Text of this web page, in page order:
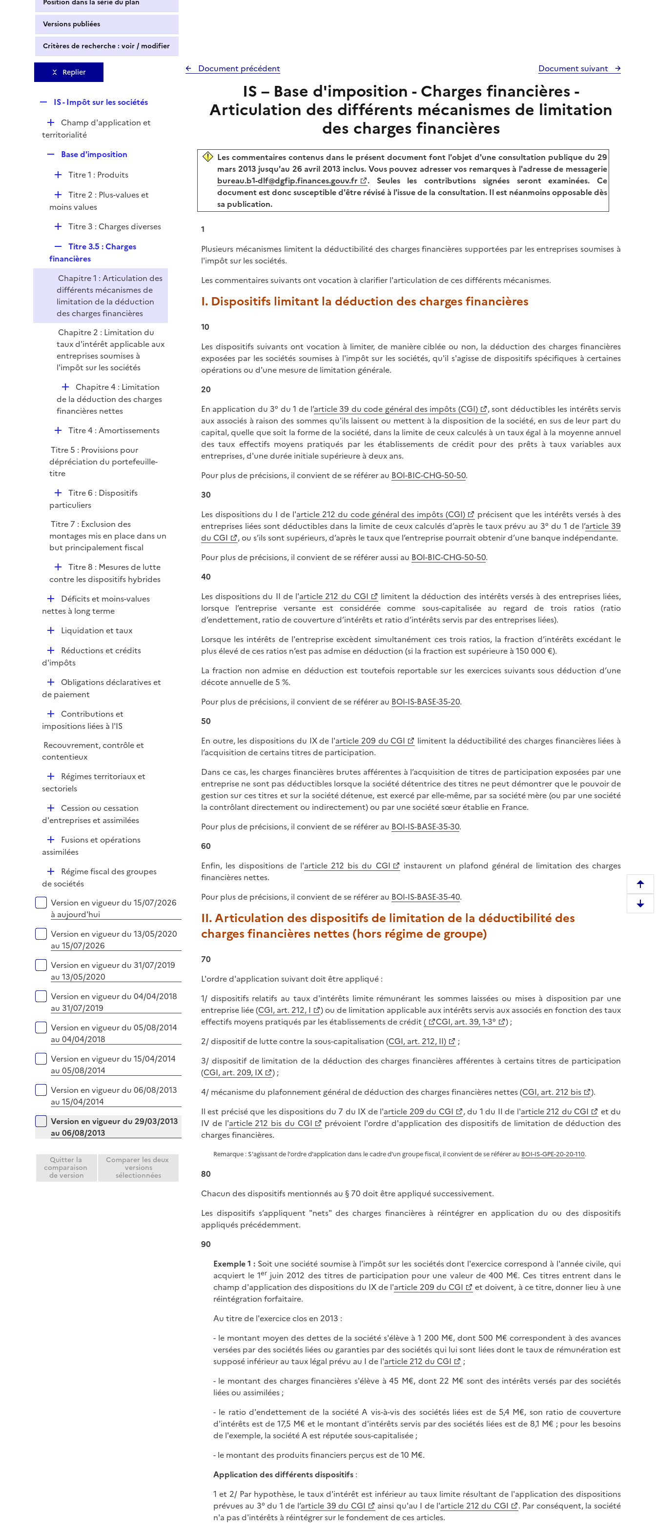
Position dans la série du plan
Versions publiées
Critères de recherche : voir / modifier
Replier
p
l
IS - Impôt sur les sociétés
D
é
i
e
r
Champ d'application et
territorialité
p
l
i
e
r
Base d'imposition
D
l
Titre 1 : Produits
D
é
r
Titre 2 : Plus-values et
moins values
D
l
i
e
r
Titre 3 : Charges diverses
e
p
l
i
e
r
Titre 3.5 : Charges
financières
Chapitre 1 : Articulation des
différents mécanismes de
limitation de la déduction
des charges financières
Chapitre 2 : Limitation du
taux d'intérêt applicable aux
entreprises soumises à
l'impôt sur les sociétés
D
é
p
i
e
r
Chapitre 4 : Limitation
de la déduction des charges
financières nettes
D
p
l
i
r
Titre 4 : Amortissements
Titre 5 : Provisions pour
dépréciation du portefeuille-
titre
D
é
l
i
e
Titre 6 : Dispositifs
particuliers
Titre 7 : Exclusion des
montages mis en place dans un
but principalement fiscal
D
é
l
i
e
r
Titre 8 : Mesures de lutte
contre les dispositifs hybrides
D
é
r
Déficits et moins-values
nettes à long terme
D
l
r
Liquidation et taux
D
é
i
Réductions et crédits
d'impôts
D
é
i
r
Obligations déclaratives et
de paiement
D
é
l
i
Contributions et
impositions liées à l'IS
Recouvrement, contrôle et
contentieux
D
é
i
Régimes territoriaux et
sectoriels
D
é
i
Cession ou cessation
d'entreprises et assimilées
D
é
i
e
r
Fusions et opérations
assimilées
D
é
l
i
e
Régime fiscal des groupes
de sociétés
Versions sur la période
Version en vigueur du 15/07/2026
à aujourd'hui
Version en vigueur du 13/05/2020
au 15/07/2026
Version en vigueur du 31/07/2019
au 13/05/2020
Version en vigueur du 04/04/2018
au 31/07/2019
Version en vigueur du 05/08/2014
au 04/04/2018
Version en vigueur du 15/04/2014
au 05/08/2014
Version en vigueur du 06/08/2013
au 15/04/2014
Version en vigueur du 29/03/2013
au 06/08/2013
Quitter la
comparaison
de version
Comparer les deux
versions
sélectionnées
Document précédent Document suivant
IS – Base d'imposition - Charges financières -
Articulation des différents mécanismes de limitation
des charges financières
Les commentaires contenus dans le présent document font l'objet d'une consultation publique du 29
mars 2013 jusqu'au 26 avril 2013 inclus. Vous pouvez adresser vos remarques à l'adresse de messagerie
bureau.b1-dlf@dgfip.finances.gouv.fr
. Seules les contributions signées seront examinées. Ce
document est donc susceptible d'être révisé à l'issue de la consultation. Il est néanmoins opposable dès
sa publication.
1
Plusieurs mécanismes limitent la déductibilité des charges financières supportées par les entreprises soumises à
l'impôt sur les sociétés.
Les commentaires suivants ont vocation à clarifier l'articulation de ces différents mécanismes.
I. Dispositifs limitant la déduction des charges financières
10
Les dispositifs suivants ont vocation à limiter, de manière ciblée ou non, la déduction des charges financières
exposées par les sociétés soumises à l'impôt sur les sociétés, qu'il s'agisse de dispositifs spécifiques à certaines
opérations ou d'une mesure de limitation générale.
20
En application du 3° du 1 de l’article 39 du code général des impôts (CGI)
, sont déductibles les intérêts servis
aux associés à raison des sommes qu'ils laissent ou mettent à la disposition de la société, en sus de leur part du
capital, quelle que soit la forme de la société, dans la limite de ceux calculés à un taux égal à la moyenne annuel
des taux effectifs moyens pratiqués par les établissements de crédit pour des prêts à taux variables aux
entreprises, d'une durée initiale supérieure à deux ans.
Pour plus de précisions, il convient de se référer au BOI-BIC-CHG-50-50.
30
Les dispositions du I de l'article 212 du code général des impôts (CGI)
précisent que les intérêts versés à des
entreprises liées sont déductibles dans la limite de ceux calculés d’après le taux prévu au 3° du 1 de l’article 39
du CGI
, ou s’ils sont supérieurs, d’après le taux que l’entreprise pourrait obtenir d’une banque indépendante.
Pour plus de précisions, il convient de se référer aussi au BOI-BIC-CHG-50-50.
40
Les dispositions du II de l'article 212 du CGI
limitent la déduction des intérêts versés à des entreprises liées,
lorsque l’entreprise versante est considérée comme sous-capitalisée au regard de trois ratios (ratio
d’endettement, ratio de couverture d’intérêts et ratio d’intérêts servis par des entreprises liées).
Lorsque les intérêts de l'entreprise excèdent simultanément ces trois ratios, la fraction d’intérêts excédant le
plus élevé de ces ratios n’est pas admise en déduction (si la fraction est supérieure à 150 000 €).
La fraction non admise en déduction est toutefois reportable sur les exercices suivants sous déduction d’une
décote annuelle de 5 %.
Pour plus de précisions, il convient de se référer au BOI-IS-BASE-35-20.
50
En outre, les dispositions du IX de l'article 209 du CGI
limitent la déductibilité des charges financières liées à
l’acquisition de certains titres de participation.
Dans ce cas, les charges financières brutes afférentes à l’acquisition de titres de participation exposées par une
entreprise ne sont pas déductibles lorsque la société détentrice des titres ne peut démontrer que le pouvoir de
gestion sur ces titres et sur la société détenue, est exercé par elle-même, par sa société mère (ou par une société
la contrôlant directement ou indirectement) ou par une société sœur établie en France.
Pour plus de précisions, il convient de se référer au BOI-IS-BASE-35-30.
60
Enfin, les dispositions de l'article 212 bis du CGI
instaurent un plafond général de limitation des charges
financières nettes.
Pour plus de précisions, il convient de se référer au BOI-IS-BASE-35-40.
II. Articulation des dispositifs de limitation de la déductibilité des
charges financières nettes (hors régime de groupe)
70
L'ordre d'application suivant doit être appliqué :
1/ dispositifs relatifs au taux d'intérêts limite rémunérant les sommes laissées ou mises à disposition par une
entreprise liée (CGI, art. 212, I
) ou de limitation applicable aux intérêts servis aux associés en fonction des taux
effectifs moyens pratiqués par les établissements de crédit ( CGI, art. 39, 1-3°
) ;
2/ dispositif de lutte contre la sous-capitalisation (CGI, art. 212, II)
;
3/ dispositif de limitation de la déduction des charges financières afférentes à certains titres de participation
(CGI, art. 209, IX
) ;
4/ mécanisme du plafonnement général de déduction des charges financières nettes (CGI, art. 212 bis
).
Il est précisé que les dispositions du 7 du IX de l'article 209 du CGI , du 1 du II de l'article 212 du CGI
et du
IV de l'article 212 bis du CGI
prévoient l'ordre d'application des dispositifs de limitation de déduction des
charges financières.
Remarque : S'agissant de l'ordre d'application dans le cadre d'un groupe fiscal, il convient de se référer au BOI-IS-GPE-20-20-110.
80
Chacun des dispositifs mentionnés au § 70 doit être appliqué successivement.
Les dispositifs s’appliquent "nets" des charges financières à réintégrer en application du ou des dispositifs
appliqués précédemment.
90
Exemple 1 : Soit une société soumise à l'impôt sur les sociétés dont l'exercice correspond à l'année civile, qui
acquiert le 1er juin 2012 des titres de participation pour une valeur de 400 M€. Ces titres entrent dans le
champ d'application des dispositions du IX de l'article 209 du CGI
et doivent, à ce titre, donner lieu à une
réintégration forfaitaire.
Au titre de l'exercice clos en 2013 :
- le montant moyen des dettes de la société s'élève à 1 200 M€, dont 500 M€ correspondent à des avances
versées par des sociétés liées ou garanties par des sociétés qui lui sont liées dont le taux de rémunération est
supposé inférieur au taux légal prévu au I de l'article 212 du CGI
;
- le montant des charges financières s'élève à 45 M€, dont 22 M€ sont des intérêts versés par des sociétés
liées ou assimilées ;
- le ratio d'endettement de la société A vis-à-vis des sociétés liées est de 5,4 M€, son ratio de couverture
d'intérêts est de 17,5 M€ et le montant d'intérêts servis par des sociétés liées est de 8,1 M€ ; pour les besoins
de l'exemple, la société A est réputée sous-capitalisée ;
- le montant des produits financiers perçus est de 10 M€.
Application des différents dispositifs:
1 et 2/ Par hypothèse, le taux d'intérêt est inférieur au taux limite résultant de l'application des dispositions
prévues au 3° du 1 de l’article 39 du CGI ainsi qu'au I de l'article 212 du CGI
. Par conséquent, la société
n'a pas d'intérêts à réintégrer sur le fondement de ces articles.
e
m
D